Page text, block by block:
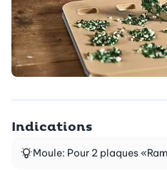
Indications
Moule: Pour 2 plaques